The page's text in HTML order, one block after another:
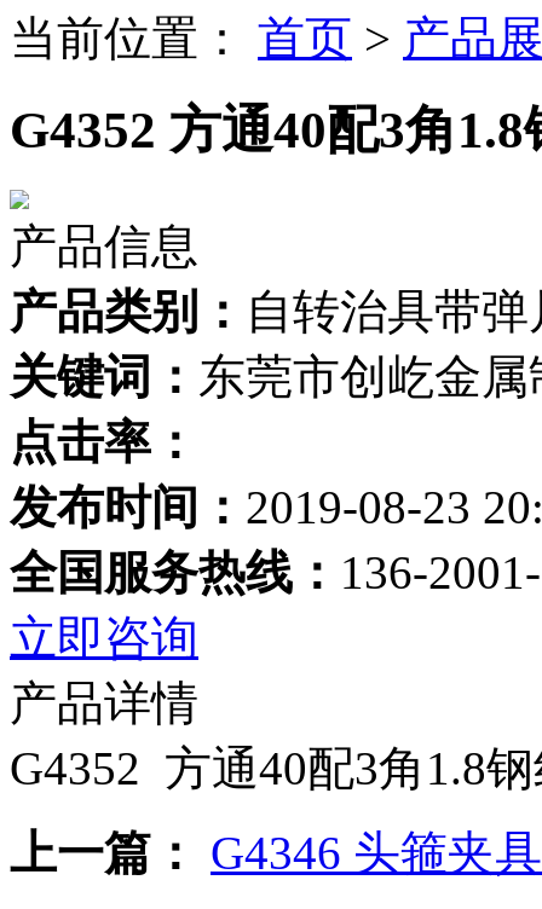
当前位置： 首页 > 产品
G4352 方通40配3角1.8
产品信息
产品类别： 自转治具带弹
关键词： 东莞市创屹金
点击率：
发布时间： 2019-08-23
全国服务热线： 136-
立即咨询
产品详情
G4352 方通40配3角1.8
上一篇：
G4346 头箍夹